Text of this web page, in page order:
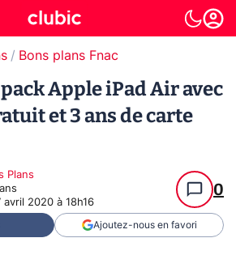
Bons plans Fnac
Apple iPad Air avec
et 3 ans de carte
Plans
avril 2020 à 18h16
0
Ajoutez-nous en favori